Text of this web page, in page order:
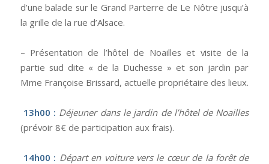
d’une balade sur le Grand Parterre de Le Nôtre jusqu’à
la grille de la rue d’Alsace.
– Présentation de l’hôtel de Noailles et visite de la
partie sud dite « de la Duchesse » et son jardin par
Mme Françoise Brissard, actuelle propriétaire des lieux.
13h00 : Déjeuner dans le jardin de l’hôtel de Noailles
(prévoir 8€ de participation aux frais).
14h00 : Départ en voiture vers le cœur de la forêt de